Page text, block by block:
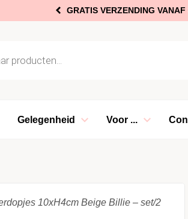
GRATIS VERZENDING VANAF
Gelegenheid Voor ...